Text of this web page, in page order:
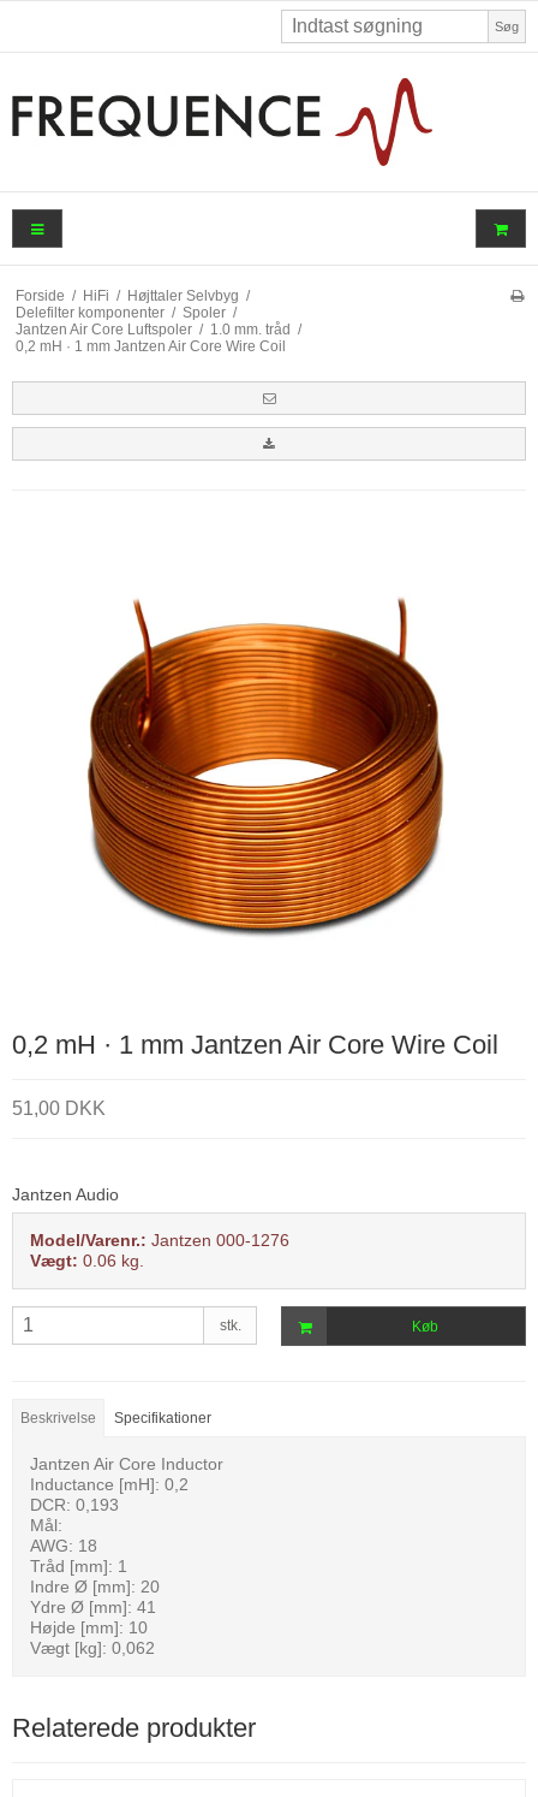
Søg
Forside / HiFi / Højttaler Selvbyg /
Delefilter komponenter / Spoler /
Jantzen Air Core Luftspoler / 1.0 mm. tråd /
0,2 mH · 1 mm Jantzen Air Core Wire Coil
0,2 mH · 1 mm Jantzen Air Core Wire Coil
51,00 DKK
Jantzen Audio
Model/Varenr.: Jantzen 000-1276
Vægt: 0.06 kg.
stk. Køb
Beskrivelse Specifikationer
Jantzen Air Core Inductor
Inductance [mH]: 0,2
DCR: 0,193
Mål:
AWG: 18
Tråd [mm]: 1
Indre Ø [mm]: 20
Ydre Ø [mm]: 41
Højde [mm]: 10
Vægt [kg]: 0,062
Relaterede produkter